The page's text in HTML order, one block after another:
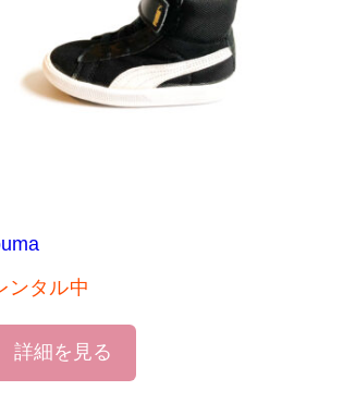
ンタル中
詳細を見る